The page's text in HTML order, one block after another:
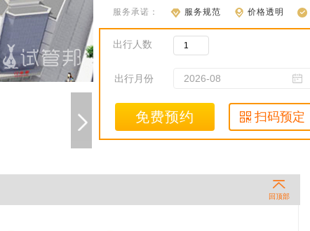
服务承诺： 服务规范 价格透明
出行人数
出行月份
免费预约 扫码预定
回顶部